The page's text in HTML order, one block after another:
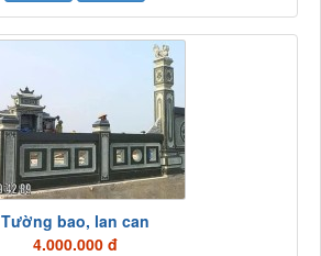
Tường bao, lan can
4.000.000 đ